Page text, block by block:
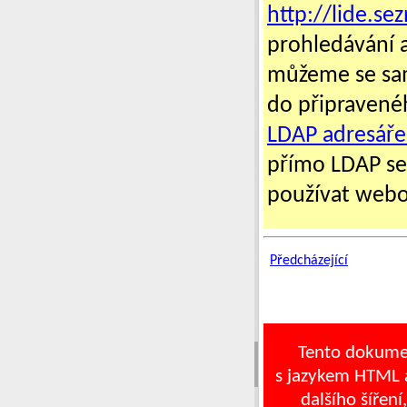
http://
prohledávání
můžeme se
do
LDAP
přímo LDAP
používat
Předcházející
Tento
s jazykem
dalšího